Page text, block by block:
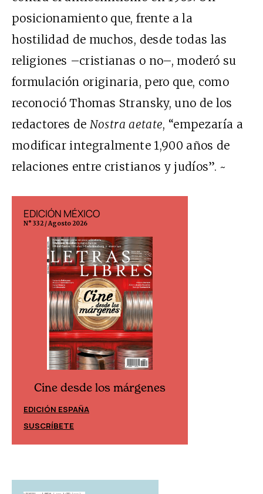
posicionamiento que, frente a la
hostilidad de muchos, desde todas las
religiones –cristianas o no–, moderó su
formulación originaria, pero que, como
reconoció Thomas Stransky, uno de los
redactores de Nostra aetate, “empezaría a
modificar integralmente 1,900 años de
relaciones entre cristianos y judíos”. ~
EDICIÓN MÉXICO
N° 332 / Agosto 2026
Cine desde los márgenes
EDICIÓN ESPAÑA
SUSCRÍBETE